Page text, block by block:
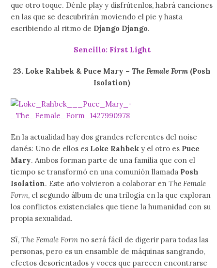
que otro toque. Dénle play y disfrútenlos, habrá canciones
en las que se descubrirán moviendo el pie y hasta
escribiendo al ritmo de Django Django.
Sencillo: First Light
23. Loke Rahbek & Puce Mary –The Female Form (Posh
Isolation)
En la actualidad hay dos grandes referentes del noise
danés: Uno de ellos es Loke Rahbek y el otro es Puce
Mary. Ambos forman parte de una familia que con el
tiempo se transformó en una comunión llamada Posh
Isolation. Este año volvieron a colaborar enThe Female
Form, el segundo álbum de una trilogía en la que exploran
los conflictos existenciales que tiene la humanidad con su
propia sexualidad.
Sï,The Female Form no será fácil de digerir para todas las
personas, pero es un ensamble de máquinas sangrando,
efectos desorientados y voces que parecen encontrarse